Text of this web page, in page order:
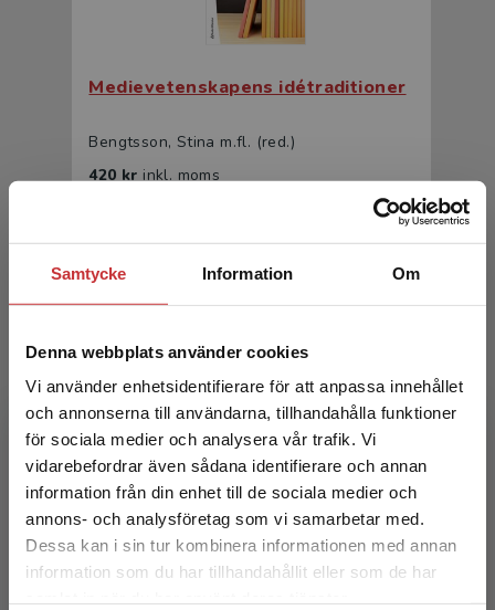
Samtycke Information Om
Denna webbplats använder cookies
Vi använder enhetsidentifierare för att anpassa innehållet
och annonserna till användarna, tillhandahålla funktioner
för sociala medier och analysera vår trafik. Vi
vidarebefordrar även sådana identifierare och annan
information från din enhet till de sociala medier och
annons- och analysföretag som vi samarbetar med.
Dessa kan i sin tur kombinera informationen med annan
information som du har tillhandahållit eller som de har
Begränsad fraktregion
Det verkar som att du besöker
Medievetenskapens idétraditioner
Bengtsson, Stina m.fl. (red.)
420 krinkl. moms
Medievetenskapens idétraditioner
Bengtsson, Stina m.fl. (red.)
399 krinkl. moms
Exkl. moms: 376 kr